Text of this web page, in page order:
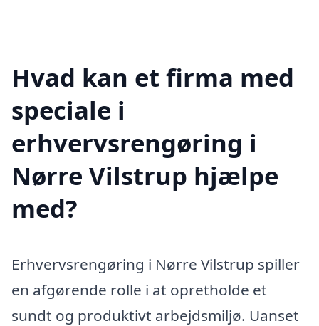
Hvad kan et firma med
speciale i
erhvervsrengøring i
Nørre Vilstrup hjælpe
med?
Erhvervsrengøring i Nørre Vilstrup spiller
en afgørende rolle i at opretholde et
sundt og produktivt arbejdsmiljø. Uanset